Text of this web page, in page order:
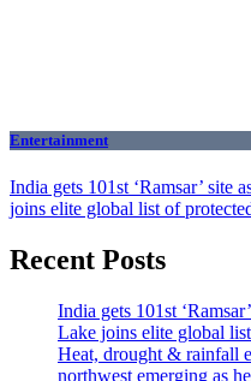
Entertainment
India gets 101st ‘Ramsar’ site
joins elite global list of
Recent Posts
India gets 101st
Lake joins elite global
Heat, drought & rainfall
northwest emerging as